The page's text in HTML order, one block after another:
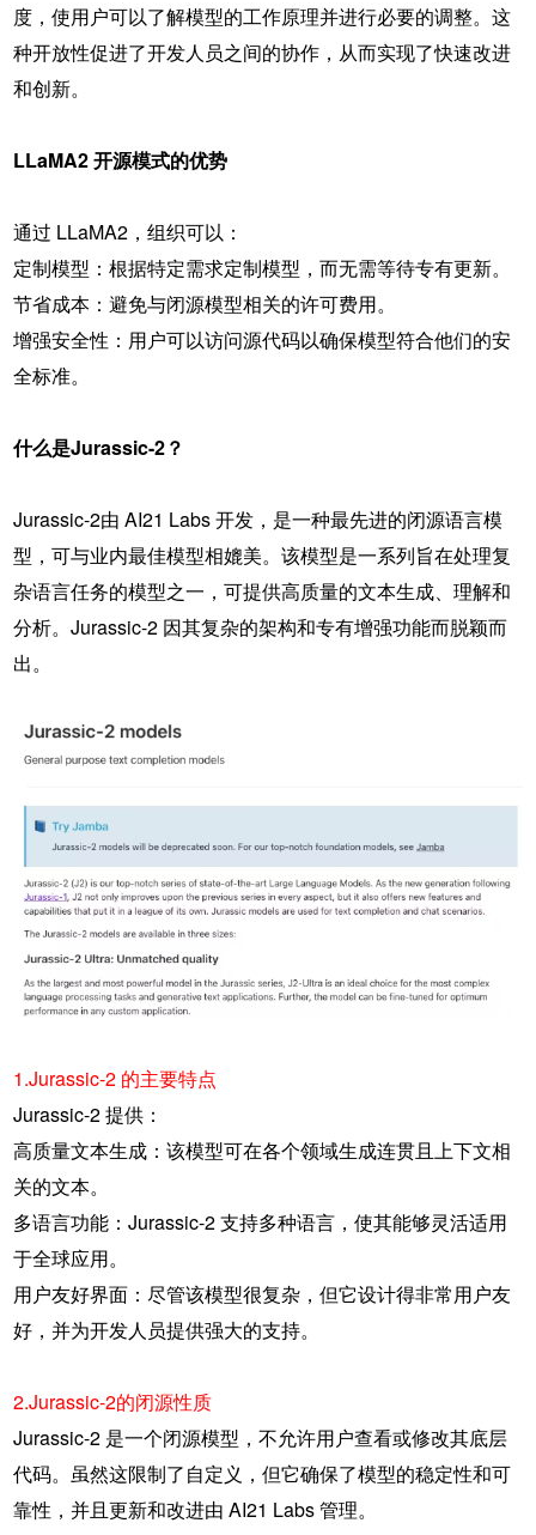
度，使用户可以了解模型的工作原理并进行必要的调整。这
种开放性促进了开发人员之间的协作，从而实现了快速改进
和创新。
LLaMA2 开源模式的优势
通过 LLaMA2，组织可以：
定制模型：根据特定需求定制模型，而无需等待专有更新。
节省成本：避免与闭源模型相关的许可费用。
增强安全性：用户可以访问源代码以确保模型符合他们的安
全标准。
什么是Jurassic-2？
Jurassic-2由 AI21 Labs 开发，是一种最先进的闭源语言模
型 ，可与业内最佳模型相媲美。该模型是一系列旨在处理复
杂语言任务的模型之一，可提供高质量的文本生成、理解和
分析。Jurassic-2 因其复杂的架构和专有增强功能而脱颖而
出。
1.Jurassic-2 的主要特点
Jurassic-2 提供：
高质量文本生成：该模型可在各个领域生成连贯且上下文相
关的文本。
多语言功能：Jurassic-2 支持多种语言，使其能够灵活适用
于全球应用。
用户友好界面：尽管该模型很复杂，但它设计得非常用户友
好，并为开发人员提供强大的支持。
2.Jurassic-2的闭源性质
Jurassic-2 是一个闭源模型，不允许用户查看或修改其底层
代码。虽然这限制了自定义，但它确保了模型的稳定性和可
靠性，并且更新和改进由 AI21 Labs 管理。